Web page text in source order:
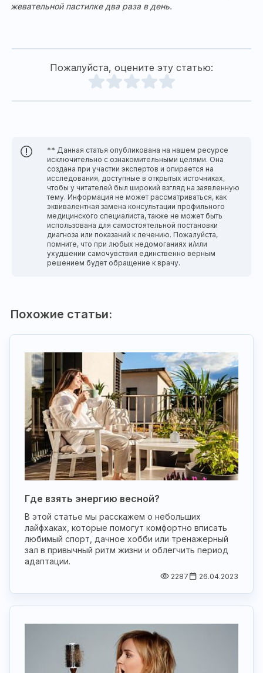
жевательной пастилке два раза в день.
Пожалуйста, оцените эту статью:
** Данная статья опубликована на нашем ресурсе
исключительно с ознакомительными целями. Она
создана при участии экспертов и опирается на
исследования, доступные в открытых источниках,
чтобы у читателей был широкий взгляд на заявленную
тему. Информация не может рассматриваться, как
эквивалентная замена консультации профильного
медицинского специалиста, также не может быть
использована для самостоятельной постановки
диагноза или показаний к лечению. Пожалуйста,
помните, что при любых недомоганиях и/или
ухудшении самочувствия единственно верным
решением будет обращение к врачу.
Похожие статьи:
Где взять энергию весной?
В этой статье мы расскажем о небольших
лайфхаках, которые помогут комфортно вписать
любимый спорт, дачное хобби или тренажерный
зал в привычный ритм жизни и облегчить период
адаптации.
2287 26.04.2023